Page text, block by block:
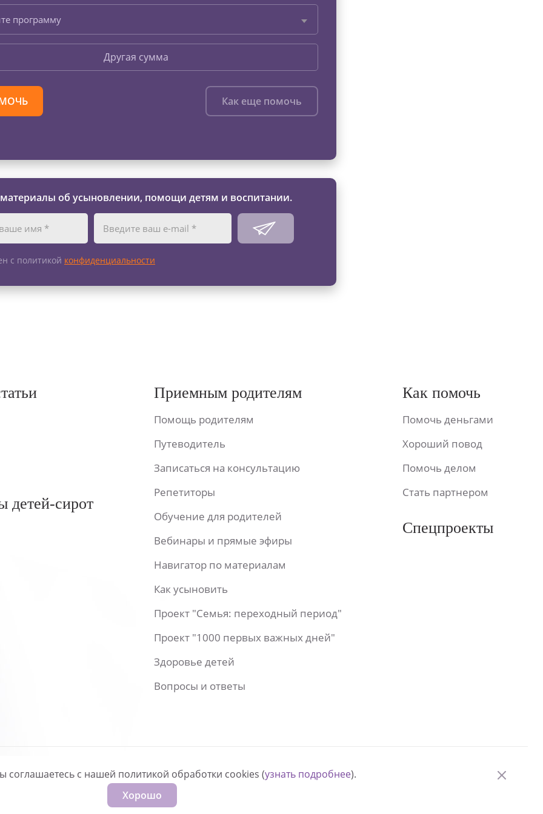
программу
Другая сумма
Как еще помочь
об усыновлении, помощи детям и воспитании.
с политикой конфиденциальности
детей-сирот
Приемным родителям
Помощь родителям
Путеводитель
Записаться на консультацию
Репетиторы
Обучение для родителей
Вебинары и прямые эфиры
Навигатор по материалам
Как усыновить
Проект "Семья: переходный период"
Проект "1000 первых важных дней"
Здоровье детей
Вопросы и ответы
Как помочь
Помочь деньгами
Хороший повод
Помочь делом
Стать партнером
Спецпроекты
соглашаетесь с нашей политикой обработки cookies (узнать подробнее).
Хорошо